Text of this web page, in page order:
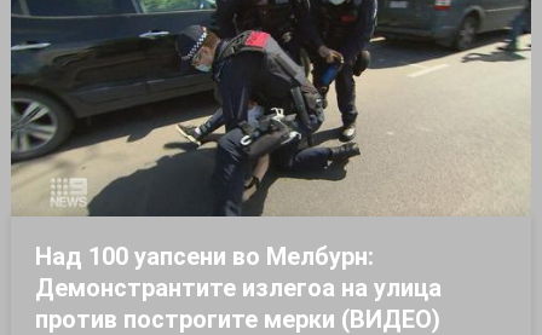
Над 100 уапсени во Мелбурн:
Демонстрантите излегоа на улица
против построгите мерки (ВИДЕО)